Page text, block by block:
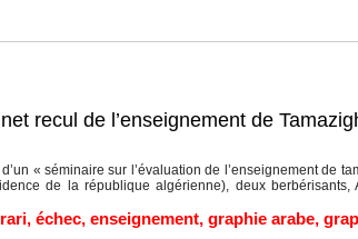
recul de l’enseignement de
« séminaire sur l’évaluation de l’enseignement de
de la république algérienne), deux
, échec, enseignement, graphie arabe,